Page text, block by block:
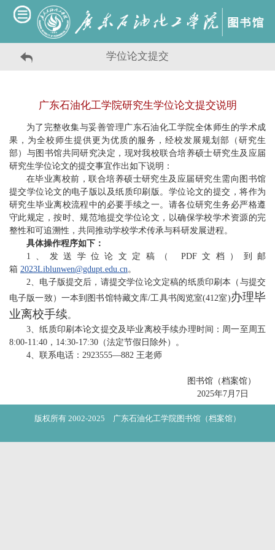
学位论文提交
广东石油化工学院研究生学位论文提交说明
为了完整收集与妥善管理广东石油化工学院全体师生的学术成
果，为全校师生提供更为优质的服务，经校发展规划部（研究生
部）与图书馆共同研究决定，现对我校联合培养硕士研究生及应届
研究生学位论文的提交事宜作出如下说明：
在毕业离校前，联合培养硕士研究生及应届研究生需向图书馆
提交学位论文的电子版以及纸质印刷版。学位论文的提交，将作为
研究生毕业离校流程中的必要手续之一。请各位研究生务必严格遵
守此规定，按时、规范地提交学位论文，以确保学校学术资源的完
整性和可追溯性，共同推动学校学术传承与科研发展进程。
具体操作程序如下：
1、发送学位论文定稿（ PDF文档）到邮
箱 2023Liblunwen@gdupt.edu.cn。
2、电子版提交后，请提交学位论文定稿的纸质印刷本（与提交
电子版一致）一本到图书馆特藏文库/工具书阅览室(412室)办理毕
业离校手续。
3、纸质印刷本论文提交及毕业离校手续办理时间：周一至周五
8:00-11:40，14:30-17:30（法定节假日除外）。
4、联系电话：2923555—882 王老师
图书馆（档案馆）
2025年7月7日
版权所有 2002-2025 广东石油化工学院图书馆（档案馆）